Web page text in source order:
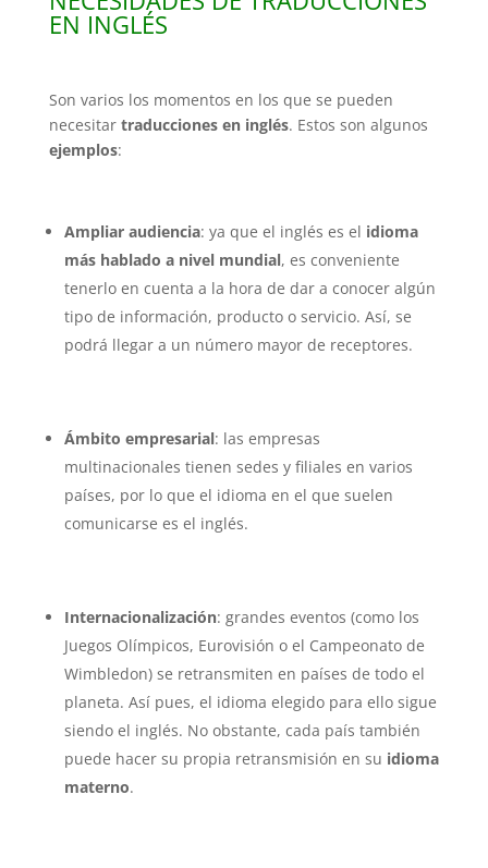
EN INGLÉS
Son varios los momentos en los que se pueden
necesitar traducciones en inglés. Estos son algunos
ejemplos:
Ampliar audiencia: ya que el inglés es el idioma
más hablado a nivel mundial, es conveniente
tenerlo en cuenta a la hora de dar a conocer algún
tipo de información, producto o servicio. Así, se
podrá llegar a un número mayor de receptores.
Ámbito empresarial: las empresas
multinacionales tienen sedes y filiales en varios
países, por lo que el idioma en el que suelen
comunicarse es el inglés.
Internacionalización: grandes eventos (como los
Juegos Olímpicos, Eurovisión o el Campeonato de
Wimbledon) se retransmiten en países de todo el
planeta. Así pues, el idioma elegido para ello sigue
siendo el inglés. No obstante, cada país también
puede hacer su propia retransmisión en su idioma
materno.